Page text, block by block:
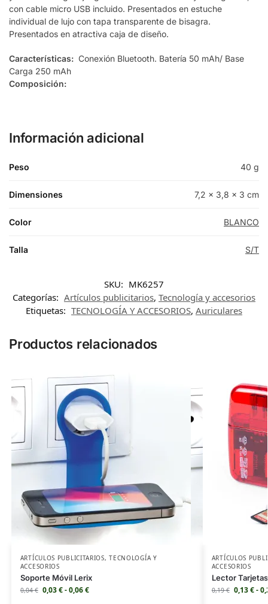
con cable micro USB incluido. Presentados en estuche
individual de lujo con tapa transparente de bisagra.
Presentados en atractiva caja de diseño.
Características: Conexión Bluetooth. Batería 50 mAh/ Base
Carga 250 mAh
Composición:
Información adicional
Peso 40 g
Dimensiones 7,2 × 3,8 × 3 cm
Color BLANCO
Talla S/T
SKU: MK6257
Categorías: Artículos publicitarios, Tecnología y accesorios
Etiquetas: TECNOLOGÍA Y ACCESORIOS, Auriculares
Productos relacionados
ARTÍCULOS PUBLICITARIOS,TECNOLOGÍA Y
ACCESORIOS
Soporte Móvil Lerix
0,04€ 0,03€-0,06€
ARTÍCULOS
ACCESORIOS
Lector
0,19€ 0,13€-